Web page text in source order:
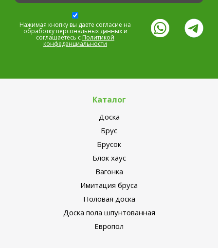
Нажимая кнопку вы даете согласие на
обработку персональных данных и
соглашаетесь с Политикой
конфеденциальности
Каталог
Доска
Брус
Брусок
Блок хаус
Вагонка
Имитация бруса
Половая доска
Доска пола шпунтованная
Европол